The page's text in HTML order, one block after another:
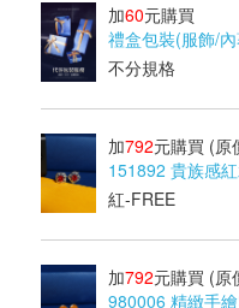
加60元購買
禮盒包裝(服飾/
不分規格
加792元購買 (原
151892 貴族感
紅-FREE
加792元購買 (原
980006 精緻手